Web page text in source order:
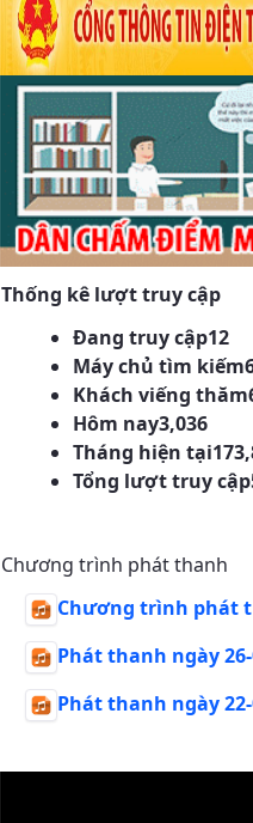
Thống kê lượt truy cập
Đang truy cập12
Máy chủ tìm kiếm
Khách viếng thăm
Hôm nay3,036
Tháng hiện tại
Tổng lượt truy cập
Chương trình phát thanh
Chương trình phát
Phát thanh ngày 26-
Phát thanh ngày 22-